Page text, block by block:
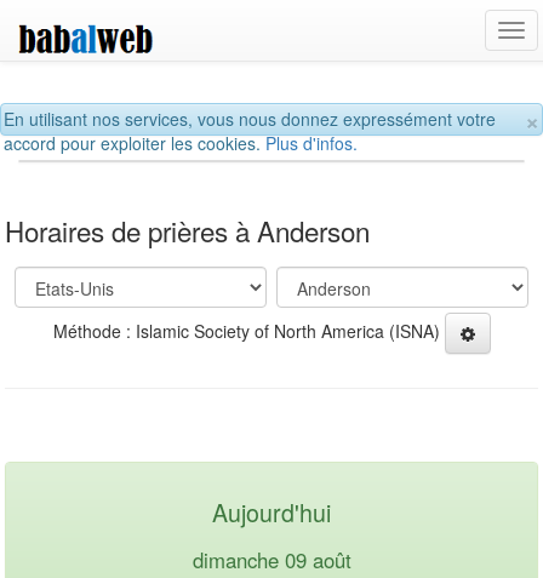
×
En utilisant nos services, vous nous donnez expressément votre
accord pour exploiter les cookies.Plus d'infos.
Horaires de prières à Anderson
Méthode : Islamic Society of North America (ISNA)
Aujourd'hui
dimanche 09 août